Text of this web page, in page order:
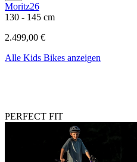
Moritz26
130 - 145 cm
2.499,00 €
Alle Kids Bikes anzeigen
PERFECT FIT